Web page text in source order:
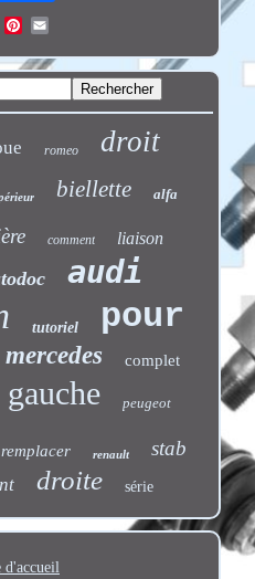
romeo droit
biellette alfa
comment liaison
audi
tutoriel pour
mercedes complet
gauche peugeot
remplacer renault stab
droite série
d'accueil